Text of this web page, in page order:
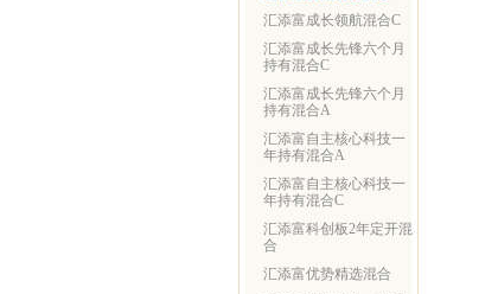
汇添富成长领航混合C
汇添富成长先锋六个月
持有混合C
汇添富成长先锋六个月
持有混合A
汇添富自主核心科技一
年持有混合A
汇添富自主核心科技一
年持有混合C
汇添富科创板2年定开混
合
汇添富优势精选混合